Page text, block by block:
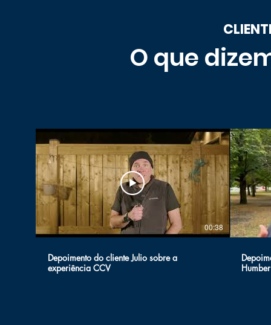
O que
00:38
Depoimento do cliente Julio sobre a
experiência CCV